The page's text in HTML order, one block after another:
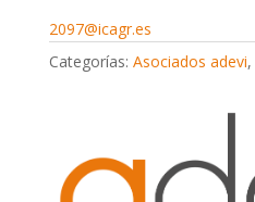
2097@icagr.es
Categorías: Asociados adevi,